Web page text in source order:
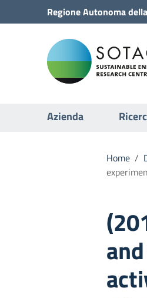
Vai al Contenuto
Vai alla navigazione del sito
Vai al Footer
RegioneAutonoma della
Submenu
Azienda
Home /